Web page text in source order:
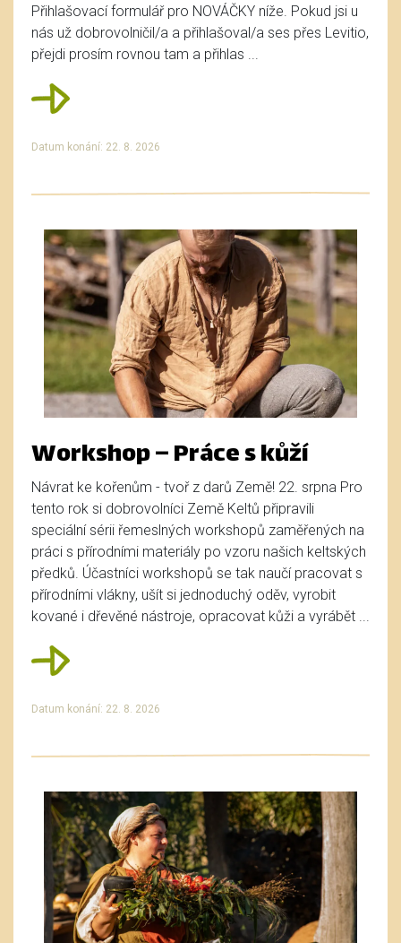
Přihlašovací formulář pro NOVÁČKY níže. Pokud jsi u
nás už dobrovolničil/a a přihlašoval/a ses přes Levitio,
přejdi prosím rovnou tam a přihlas ...
Datum konání: 22. 8. 2026
Workshop – Práce s kůží
Návrat ke kořenům - tvoř z darů Země! 22. srpna Pro
tento rok si dobrovolníci Země Keltů připravili
speciální sérii řemeslných workshopů zaměřených na
práci s přírodními materiály po vzoru našich keltských
předků. Účastníci workshopů se tak naučí pracovat s
přírodními vlákny, ušít si jednoduchý oděv, vyrobit
kované i dřevěné nástroje, opracovat kůži a vyrábět ...
Datum konání: 22. 8. 2026